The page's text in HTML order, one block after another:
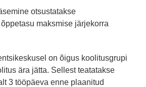
otsustatakse
maksmise järjekorra
on õigus koolitusgrupi
ära jätta. Sellest teatatakse
3 tööpäeva enne plaanitud